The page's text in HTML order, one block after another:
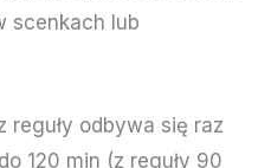
scenkach lub
reguły odbywa się raz
120 min (z reguły 90